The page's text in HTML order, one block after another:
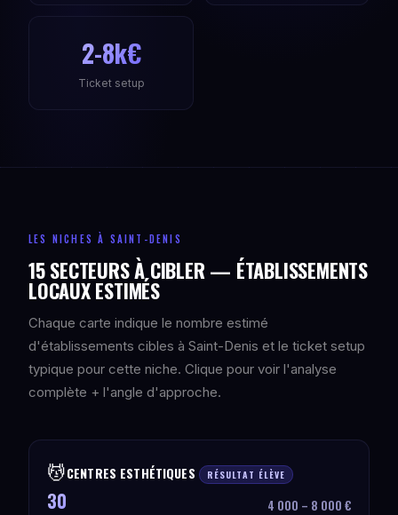
2-8k€
Ticket setup
LES NICHES À SAINT-DENIS
15 SECTEURS À CIBLER — ÉTABLISSEMENTS
LOCAUX ESTIMÉS
Chaque carte indique le nombre estimé
d'établissements cibles à Saint-Denis et le ticket setup
typique pour cette niche. Clique pour voir l'analyse
complète + l'angle d'approche.
💆CENTRES ESTHÉTIQUES RÉSULTAT ÉLÈVE
30 4 000 – 8 000 €